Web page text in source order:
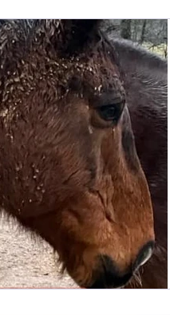
mordeur Ventre gonflé